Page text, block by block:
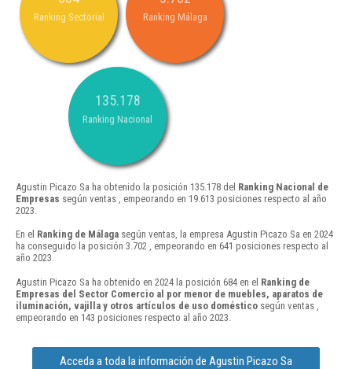
Ranking Sectorial Ranking Málaga
135.178
Ranking Nacional
Agustin Picazo Sa ha obtenido la posición 135.178 del Ranking Nacional de
Empresas según ventas , empeorando en 19.613 posiciones respecto al año
2023.
En el Ranking de Málaga según ventas, la empresa Agustin Picazo Sa en 2024
ha conseguido la posición 3.702 , empeorando en 641 posiciones respecto al
año 2023.
Agustin Picazo Sa ha obtenido en 2024 la posición 684 en el Ranking de
Empresas del Sector Comercio al por menor de muebles, aparatos de
iluminación, vajilla y otros artículos de uso doméstico según ventas ,
empeorando en 143 posiciones respecto al año 2023.
Acceda a toda la información de Agustin Picazo Sa